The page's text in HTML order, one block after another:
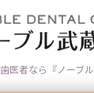
医者なら『ノーブ